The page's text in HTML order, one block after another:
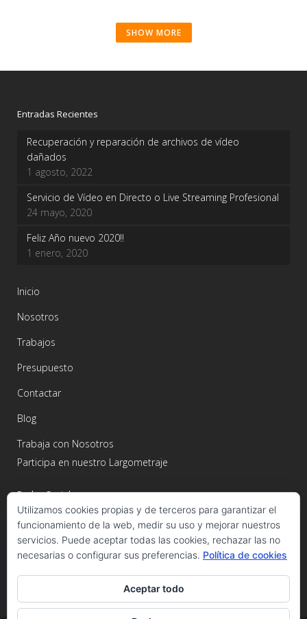
SHOW MORE
Entradas Recientes
Recuperación y reparación de archivos de vídeo
dañados
1 agosto, 2022
Servicio de Vídeo en Directo o Live Streaming Profesional
24 mayo, 2020
Feliz Año nuevo 2020!!
1 enero, 2020
Inicio
Nosotros
Trabajos
Presupuesto
Contactar
Blog
Trabaja con Nosotros
Participa en nuestro Largometraje
Redes Sociales
Utilizamos cookies propias y de terceros para garantizar el
funcionamiento de la web, medir su uso y mejorar nuestros
servicios. Puede aceptar todas las cookies, rechazar las no
necesarias o configurar sus preferencias. Política de cookies
Aceptar todo